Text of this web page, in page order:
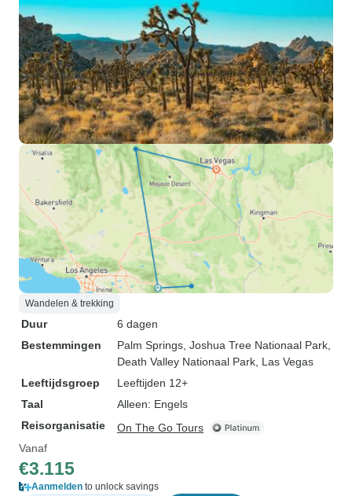
Wandelen & trekking
Duur
6 dagen
Bestemmingen
Palm Springs , Joshua Tree Nationaal Park
Death Valley Nationaal Park , Las Vegas
Leeftijdsgroep
Leeftijden 12+
Taal
Alleen: Engels
Reisorganisatie
On The Go Tours
Vanaf
€3.115
Aanmelden to unlock savings